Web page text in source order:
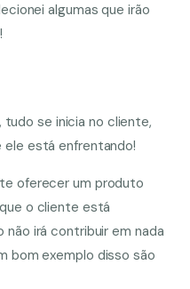
algumas que irão
tudo se inicia no cliente,
está enfrentando!
oferecer um produto
o cliente está
não irá contribuir em nada
bom exemplo disso são